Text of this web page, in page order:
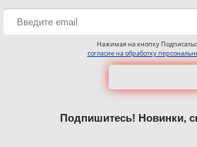
Нажимая на кнопку
согласие на обработку
Подпишитесь! Новинки,